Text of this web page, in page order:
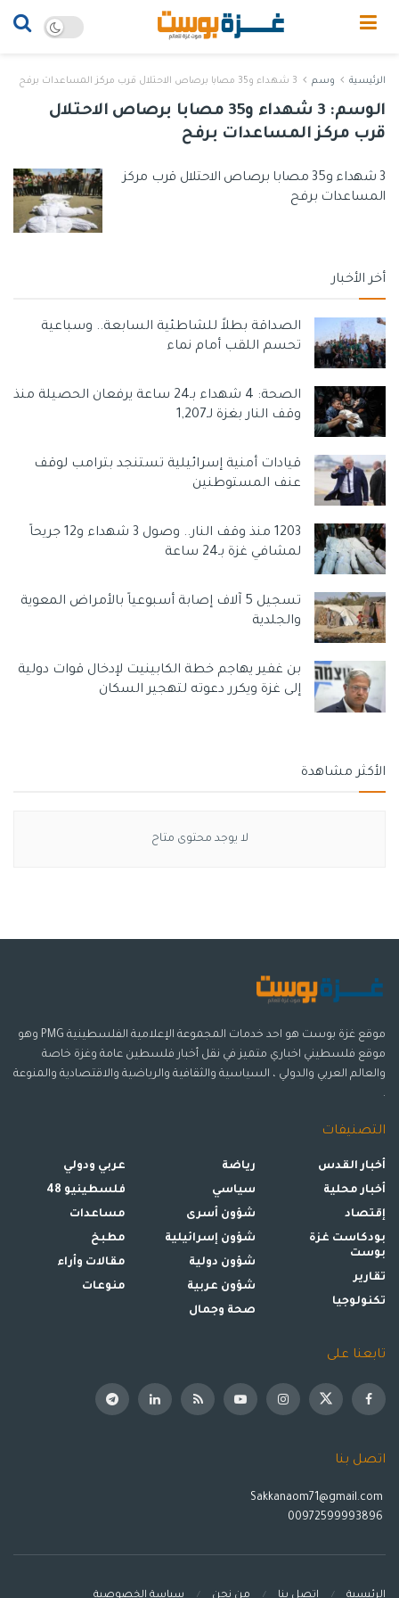
الرئيسية وسم 3 شهداء و35 مصابا برصاص الاحتلال قرب مركز المساعدات برفح
الوسم:
3 شهداء و35 مصابا برصاص الاحتلال
قرب مركز المساعدات برفح
3 شهداء و35 مصابا برصاص الاحتلال قرب مركز
المساعدات برفح
أخر الأخبار
الصداقة بطلاً للشاطئية السابعة.. وسباعية
تحسم اللقب أمام نماء
الصحة: 4 شهداء بـ24 ساعة يرفعان الحصيلة منذ
وقف النار بغزة لـ1,207
قيادات أمنية إسرائيلية تستنجد بترامب لوقف
عنف المستوطنين
1203 منذ وقف النار.. وصول 3 شهداء و12 جريحاً
لمشافي غزة بـ24 ساعة
تسجيل 5 آلاف إصابة أسبوعياً بالأمراض المعوية
والجلدية
بن غفير يهاجم خطة الكابينيت لإدخال قوات دولية
إلى غزة ويكرر دعوته لتهجير السكان
الأكثر مشاهدة
لا يوجد محتوى متاح
موقع غزة بوست هو احد خدمات المجموعة الإعلامية الفلسطينية PMG وهو
موقع فلسطيني اخباري متميز في نقل أخبار فلسطين عامة وغزة خاصة
والعالم العربي والدولي ، السياسية والثقافية والرياضية والاقتصادية والمنوعة
.
التصنيفات
أخبار القدس
أخبار محلية
إقتصاد
بودكاست غزة
بوست
تقارير
تكنولوجيا
رياضة
سياسي
شؤون أسرى
شؤون إسرائيلية
شؤون دولية
شؤون عربية
صحة وجمال
عربي ودولي
فلسطينيو 48
مساعدات
مطبخ
مقالات وأراء
منوعات
تابعنا على
اتصل بنا
Sakkanaom71@gmail.com
الرئيسية إتصل بنا من نحن سياسة الخصوصية